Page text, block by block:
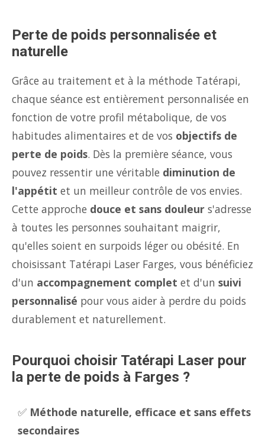
Perte de poids personnalisée et
naturelle
Grâce au traitement et à la méthode Tatérapi,
chaque séance est entièrement personnalisée en
fonction de votre profil métabolique, de vos
habitudes alimentaires et de vos objectifs de
perte de poids. Dès la première séance, vous
pouvez ressentir une véritable diminution de
l'appétit et un meilleur contrôle de vos envies.
Cette approche douce et sans douleur s'adresse
à toutes les personnes souhaitant maigrir,
qu'elles soient en surpoids léger ou obésité. En
choisissant Tatérapi Laser Farges, vous bénéficiez
d'un accompagnement complet et d'un suivi
personnalisé pour vous aider à perdre du poids
durablement et naturellement.
Pourquoi choisir Tatérapi Laser pour
la perte de poids à Farges ?
✅ Méthode naturelle, efficace et sans effets
secondaires